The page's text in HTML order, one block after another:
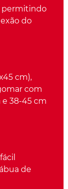
permitindo
do
cm),
com
38-45 cm
de